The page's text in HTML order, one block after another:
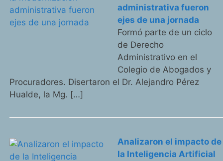
administrativa fueron
ejes de una jornada
Formó parte de un ciclo
de Derecho
Administrativo en el
Colegio de Abogados y
Procuradores. Disertaron el Dr. Alejandro Pérez
Hualde, la Mg. […]
Analizaron el impacto de
la Inteligencia Artificial